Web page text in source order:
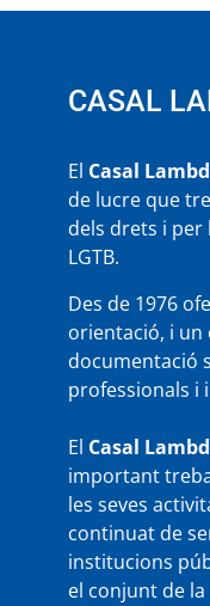
CASAL
El Casal
de lucre que
dels drets i per
LGTB.
Des de 1976
orientació, i un
documentació
professionals i
El Casal
important
les seves
continuat de
institucions
el conjunt de